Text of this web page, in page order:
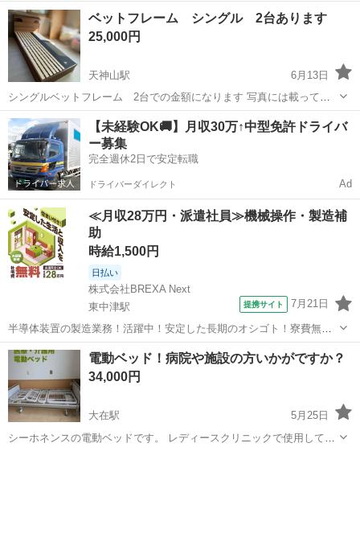
す大分 由布市 向之原駅
ベットフレーム シングル 2台あります
25,000円
天神山駅
6月13日
シングルベットフレーム 2台での金額になります 写真には載ってい
ませんが、同じ形のフレームがもう1台あります。 2台並べてキングサ
イズにもなります。 お渡しの際には分解して運ばせて頂きます。 分解
してお渡ししますが、かな...
大分 由布市 天神山駅 ベッド フレーム
【未経験OK🚚】月収30万↑中型免許ドライバ
ー募集
完全週休2日で安定転職
ドライバーダイレクト Ad
≪月収28万円・派遣社員≫機械操作・製造補
助
時給1,500円
日払い
株式会社BREXA Next
東中津駅
提携サイト 7月21日
半導体装置の製造業務！活躍中！安定した長期のオシゴト！寮費無料
★赴任旅費会社負担◎20代～40代の男性活躍中★未経験活躍中！高時
給1,500円！《大分県中津市》 人気の工場のお仕事 ◇半導体装置内部
のシート製造◇ ＊クリー...
大分 中津市 東中津駅 その他
電動ベッド！病院や施設の方いかがですか？
34,000円
大在駅
5月25日
シーホネンスの電動ベッドです。 レディースクリニックで使用してい